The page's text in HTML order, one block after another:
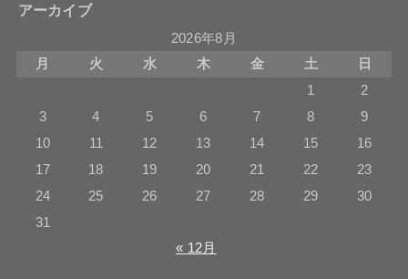
アーカイブ
2026年8月
月
火 水 木 金 土
日
1
2
3
4 5 6 7 8
9
10
11 12 13 14 15
16
17
18 19 20 21 22
23
24
25 26 27 28 29
30
31
« 12月